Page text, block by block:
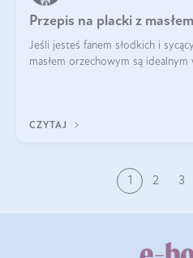
Przepis na placki z
Jeśli jesteś fanem słodkich i
masłem orzechowym są
CZYTAJ
1 2 3